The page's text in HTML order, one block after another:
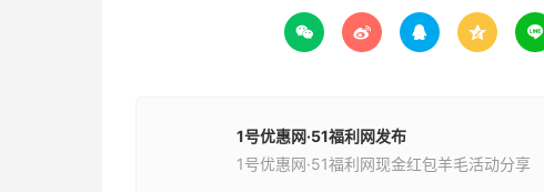
    
1号优惠网·51福利网发布
1号优惠网·51福利网现金红包羊毛活动分享